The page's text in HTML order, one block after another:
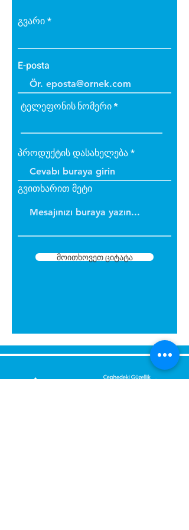
გვარი
E-posta
ტელეფონის ნომერი
პროდუქტის დასახელება
გვითხარით მეტი
მოითხოვეთ ციტატა